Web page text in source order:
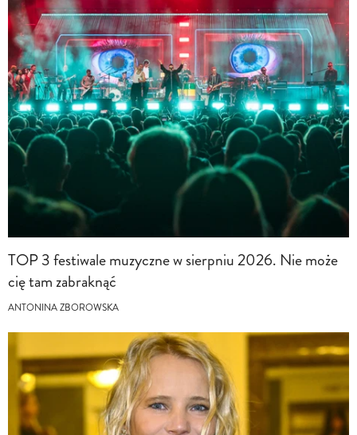
TOP 3 festiwale muzyczne w sierpniu 2026. Nie może
cię tam zabraknąć
ANTONINA ZBOROWSKA